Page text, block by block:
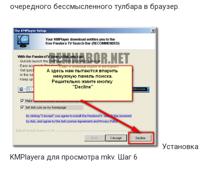
очередного бессмысленного тулбара в браузер.
Установка
KMPlayerа для просмотра mkv. Шаг 6